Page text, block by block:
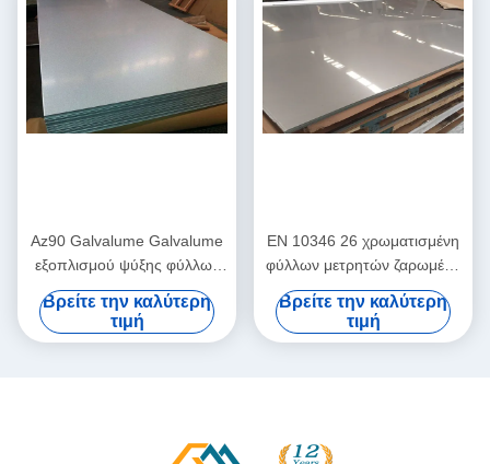
Az90 Galvalume Galvalume
εξοπλισμού ψύξης φύλλων
χάλυβα βιομηχανικό μέταλλο
φύλλων
Βρείτε την καλύτερη
τιμή
EN 10346 26 χρωματισμένη
φύλλων μετρητών ζαρωμένα
Galvalume προ Galvalume
φύλλα έξω από τους τοίχους
Βρείτε την καλύτερη
τιμή